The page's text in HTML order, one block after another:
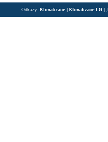
Odkazy: Klimatizace Klimatizace LG | ;